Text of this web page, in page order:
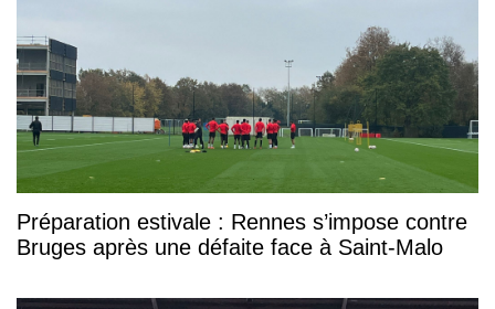
Préparation estivale : Rennes s’impose contre
Bruges après une défaite face à Saint-Malo